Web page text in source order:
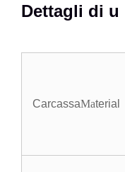
Dettagli di
CarcassaMaterial